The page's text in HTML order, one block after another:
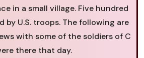
in a small village. Five hundred
by U.S. troops. The following are
with some of the soldiers of C
there that day.